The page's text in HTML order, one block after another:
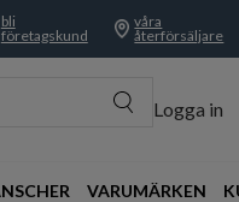
bli
företagskund
våra
återförsäljare
Logga in
VARUMÄRKEN